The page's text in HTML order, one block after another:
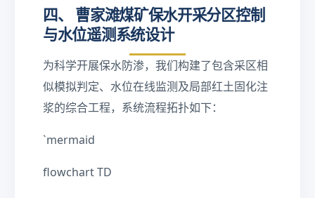
-
7
}\
te
xt
{
c
m
四、 曹家滩煤矿保水开采分区控制
与水位遥测系统设计
为科学开展保水防渗，我们构建了包含采区相
似模拟判定、水位在线监测及局部红土固化注
浆的综合工程，系统流程拓扑如下：
`mermaid
flowchart TD